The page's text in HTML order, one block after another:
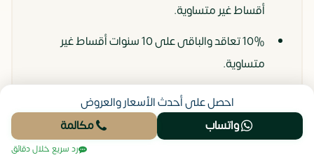
أقساط غير متساوية.
10% تعاقد والباقى على 10 سنوات أقساط غير
متساوية.
35% تعاقد والباقى على 5 سنوات أول قسط بعد
احصل على أحدث الأسعار والعروض
واتساب
مكالمة
رد سريع خلال دقائق